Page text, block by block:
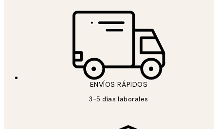
ENVÍOS RÁPIDOS
3-5 días laborales